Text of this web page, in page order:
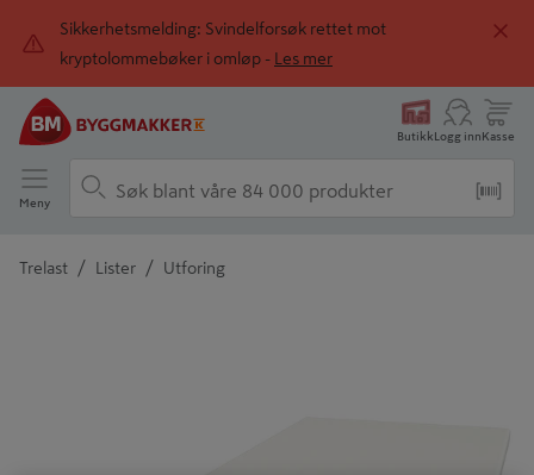
Sikkerhetsmelding: Svindelforsøk rettet mot
kryptolommebøker i omløp -
Les mer
ButikkLogg innKasse
Meny
Trelast / Lister / Utforing